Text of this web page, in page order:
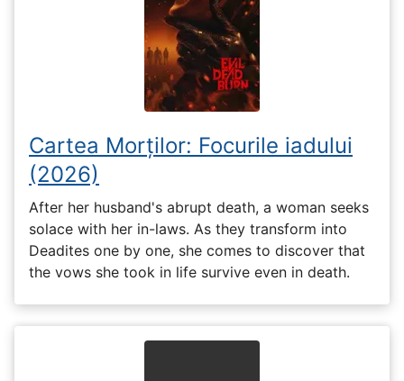
Cartea Morților: Focurile iadului
(2026)
After her husband's abrupt death, a woman seeks
solace with her in-laws. As they transform into
Deadites one by one, she comes to discover that
the vows she took in life survive even in death.